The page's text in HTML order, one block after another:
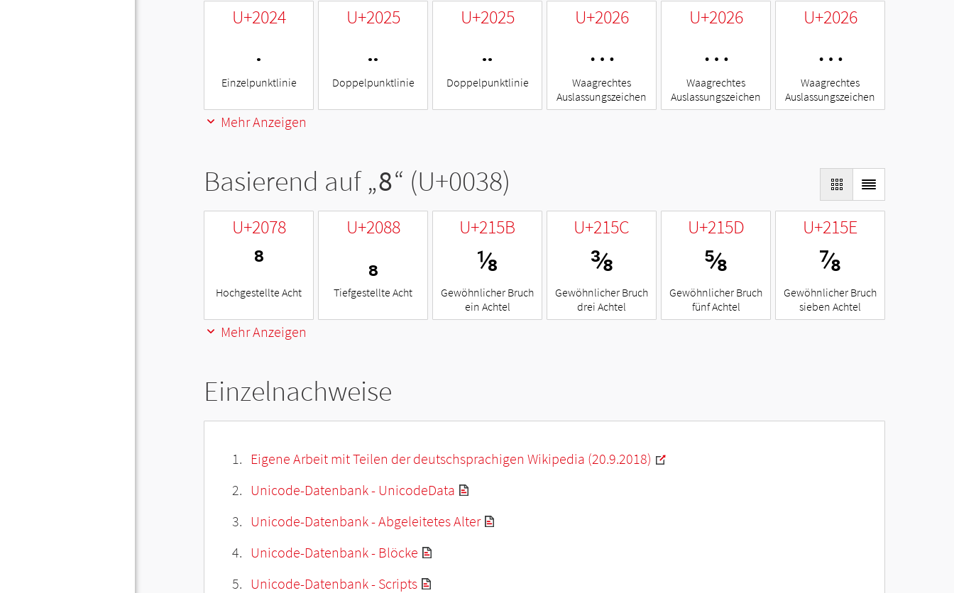
U+2024
․
Einzelpunktlinie
U+2025
‥
Doppelpunktlinie
U+2025
‥
Doppelpunktlinie
U+2026
…
Waagrechtes
Auslassungszeichen
U+2026
…
Waagrechtes
Auslassungszeichen
U+2026
…
Waagrechtes
Auslassungszeichen
Mehr Anzeigen
Basierend auf „8“ (U+0038)
U+2078
⁸
Hochgestellte Acht
U+2088
₈
Tiefgestellte Acht
U+215B
⅛
Gewöhnlicher Bruch
ein Achtel
U+215C
⅜
Gewöhnlicher Bruch
drei Achtel
U+215D
⅝
Gewöhnlicher Bruch
fünf Achtel
U+215E
⅞
Gewöhnlicher Bruch
sieben Achtel
Mehr Anzeigen
Einzelnachweise
Eigene Arbeit mit Teilen der deutschsprachigen Wikipedia (20.9.2018)
Unicode-Datenbank - UnicodeData
Unicode-Datenbank - Abgeleitetes Alter
Unicode-Datenbank - Blöcke
Unicode-Datenbank - Scripts